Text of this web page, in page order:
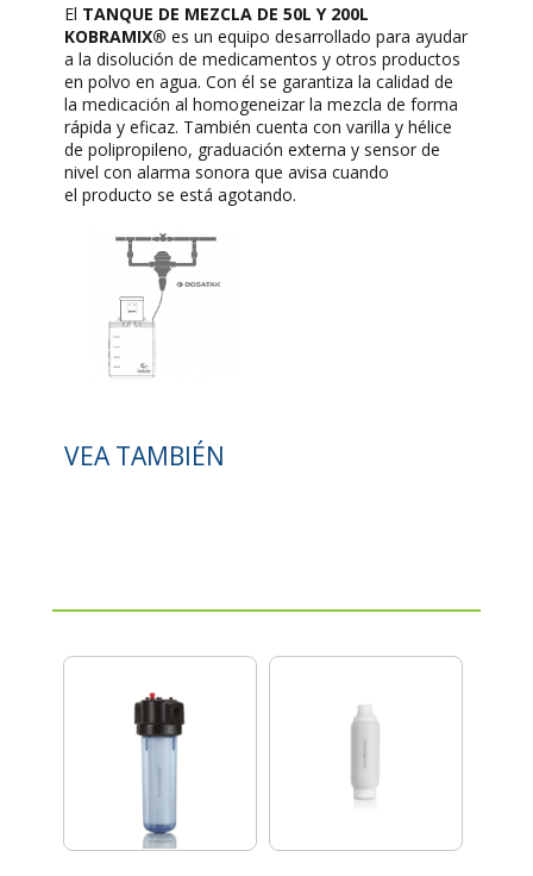
El TANQUE DE MEZCLA DE 50L Y 200L
KOBRAMIX® es un equipo desarrollado para ayudar
a la disolución de medicamentos y otros productos
en polvo en agua. Con él se garantiza la calidad de
la medicación al homogeneizar la mezcla de forma
rápida y eficaz. También cuenta con varilla y hélice
de polipropileno, graduación externa y sensor de
nivel con alarma sonora que avisa cuando
el producto se está agotando.
VEA TAMBIÉN